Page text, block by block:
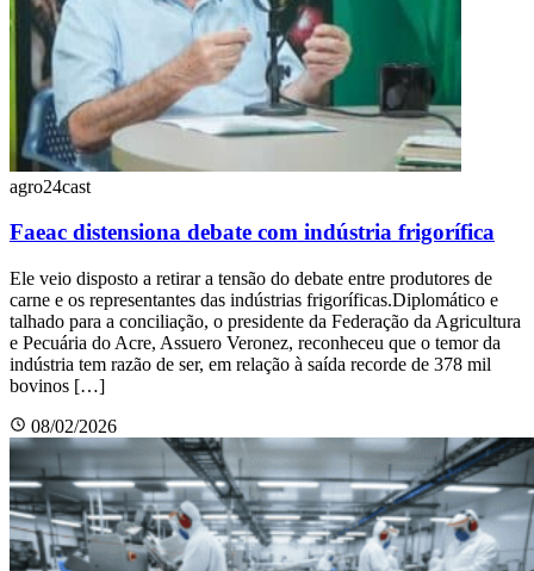
agro24cast
Faeac distensiona debate com indústria frigorífica
Ele veio disposto a retirar a tensão do debate entre produtores de
carne e os representantes das indústrias frigoríficas.Diplomático e
talhado para a conciliação, o presidente da Federação da Agricultura
e Pecuária do Acre, Assuero Veronez, reconheceu que o temor da
indústria tem razão de ser, em relação à saída recorde de 378 mil
bovinos […]
08/02/2026